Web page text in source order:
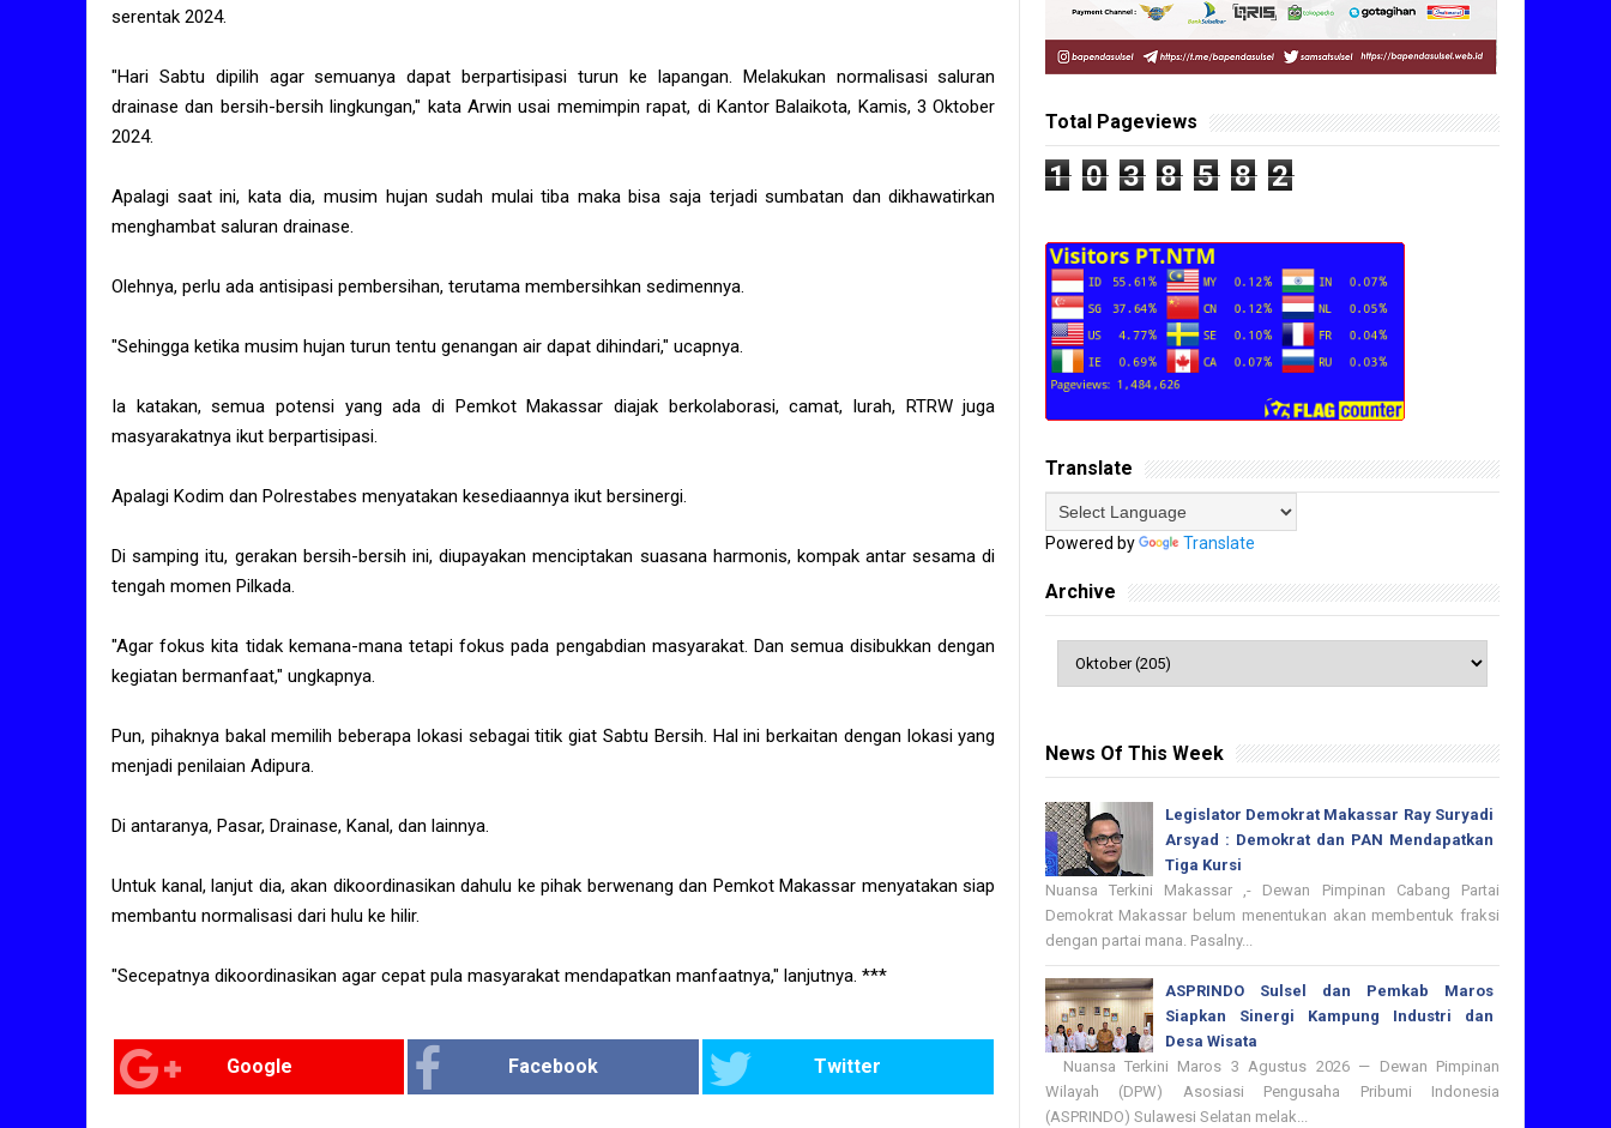
serentak 2024.
"Hari Sabtu dipilih agar semuanya dapat berpartisipasi turun ke lapangan. Melakukan normalisasi saluran
drainase dan bersih-bersih lingkungan," kata Arwin usai memimpin rapat, di Kantor Balaikota, Kamis, 3 Oktober
2024.
Apalagi saat ini, kata dia, musim hujan sudah mulai tiba maka bisa saja terjadi sumbatan dan dikhawatirkan
menghambat saluran drainase.
Olehnya, perlu ada antisipasi pembersihan, terutama membersihkan sedimennya.
"Sehingga ketika musim hujan turun tentu genangan air dapat dihindari," ucapnya.
Ia katakan, semua potensi yang ada di Pemkot Makassar diajak berkolaborasi, camat, lurah, RTRW juga
masyarakatnya ikut berpartisipasi.
Apalagi Kodim dan Polrestabes menyatakan kesediaannya ikut bersinergi.
Di samping itu, gerakan bersih-bersih ini, diupayakan menciptakan suasana harmonis, kompak antar sesama di
tengah momen Pilkada.
"Agar fokus kita tidak kemana-mana tetapi fokus pada pengabdian masyarakat. Dan semua disibukkan dengan
kegiatan bermanfaat," ungkapnya.
Pun, pihaknya bakal memilih beberapa lokasi sebagai titik giat Sabtu Bersih. Hal ini berkaitan dengan lokasi yang
menjadi penilaian Adipura.
Di antaranya, Pasar, Drainase, Kanal, dan lainnya.
Untuk kanal, lanjut dia, akan dikoordinasikan dahulu ke pihak berwenang dan Pemkot Makassar menyatakan siap
membantu normalisasi dari hulu ke hilir.
"Secepatnya dikoordinasikan agar cepat pula masyarakat mendapatkan manfaatnya," lanjutnya. ***
Google Facebook Twitter
Total Pageviews
1 0 3 8 5 8 2
Translate
Powered by Translate
Archive
News Of This Week
Legislator Demokrat Makassar Ray Suryadi
Arsyad : Demokrat dan PAN Mendapatkan
Tiga Kursi
Nuansa Terkini Makassar ,- Dewan Pimpinan Cabang Partai
Demokrat Makassar belum menentukan akan membentuk fraksi
dengan partai mana. Pasalny...
ASPRINDO Sulsel dan Pemkab Maros
Siapkan Sinergi Kampung Industri dan
Desa Wisata
Nuansa Terkini Maros 3 Agustus 2026 — Dewan Pimpinan
Wilayah (DPW) Asosiasi Pengusaha Pribumi Indonesia
(ASPRINDO) Sulawesi Selatan melak...